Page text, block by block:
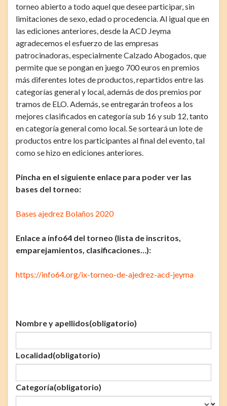
torneo abierto a todo aquel que desee participar, sin
limitaciones de sexo, edad o procedencia. Al igual que en
las ediciones anteriores, desde la ACD Jeyma
agradecemos el esfuerzo de las empresas
patrocinadoras, especialmente Calzado Abogados, que
permite que se pongan en juego 700 euros en premios
más diferentes lotes de productos, repartidos entre las
categorías general y local, además de dos premios por
tramos de ELO. Además, se entregarán trofeos a los
mejores clasificados en categoría sub 16 y sub 12, tanto
en categoría general como local. Se sorteará un lote de
productos entre los participantes al final del evento, tal
como se hizo en ediciones anteriores.
Pincha en el siguiente enlace para poder ver las
bases del torneo:
Bases ajedrez Bolaños 2020
Enlace a info64 del torneo (lista de inscritos,
emparejamientos, clasificaciones…):
https://info64.org/ix-torneo-de-ajedrez-acd-jeyma
Nombre y apellidos(obligatorio)
Localidad(obligatorio)
Categoría(obligatorio)